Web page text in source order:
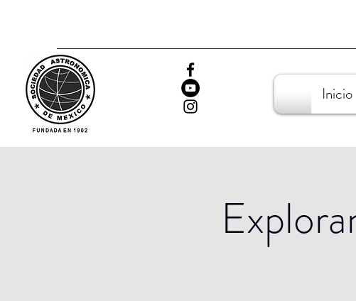
Inicio